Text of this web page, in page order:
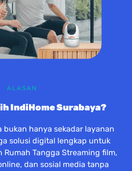
ALASAN
IndiHome Surabaya?
bukan hanya sekadar layanan
solusi digital lengkap untuk
Tangga Streaming film,
dan sosial media tanpa